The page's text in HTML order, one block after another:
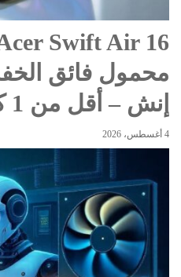
إنش – أقل من 1 كغ
4 أغسطس، 2026